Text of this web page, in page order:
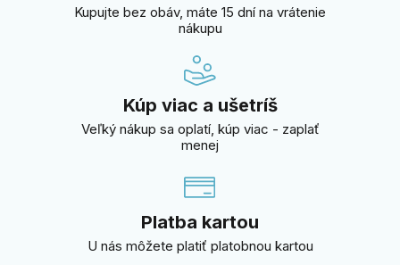
Kupujte bez obáv, máte 15 dní na vrátenie
nákupu
Kúp viac a ušetríš
Veľký nákup sa oplatí, kúp viac - zaplať
menej
Platba kartou
U nás môžete platiť platobnou kartou